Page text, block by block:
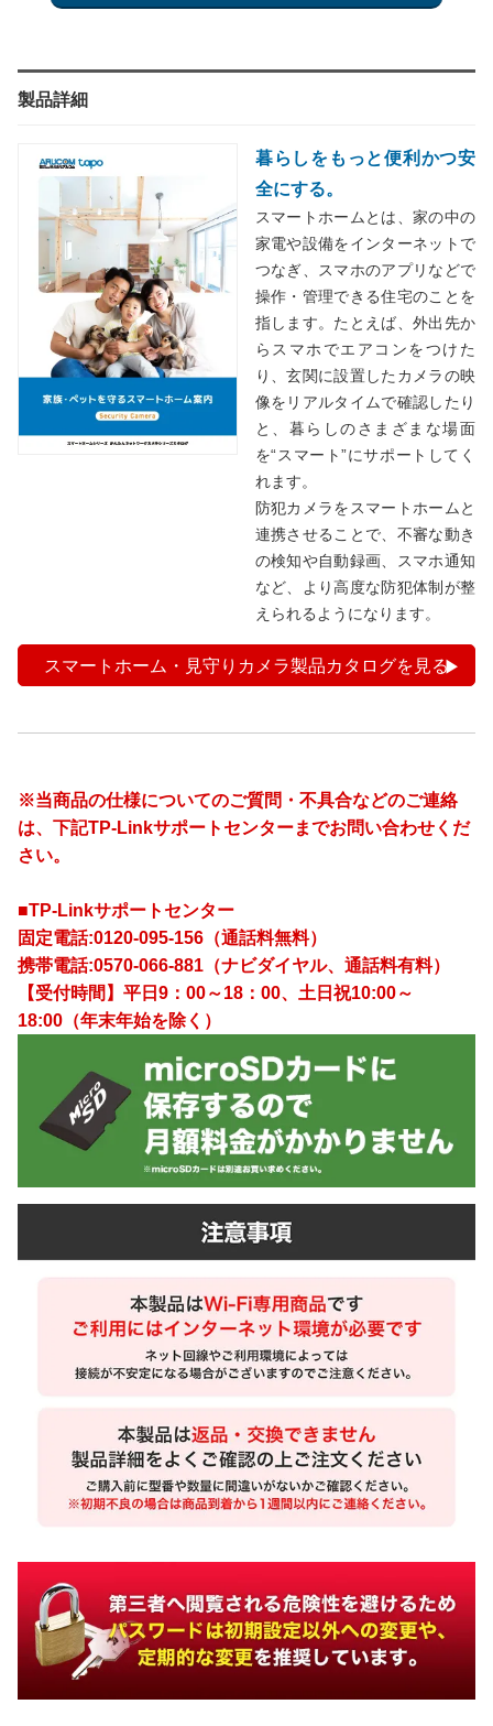
製品詳細
暮らしをもっと便利かつ安
全にする。
スマートホームとは、家の中の
家電や設備をインターネットで
つなぎ、スマホのアプリなどで
操作・管理できる住宅のことを
指します。たとえば、外出先か
らスマホでエアコンをつけた
り、玄関に設置したカメラの映
像をリアルタイムで確認したり
と、暮らしのさまざまな場面
を“スマート”にサポートしてく
れます。
防犯カメラをスマートホームと
連携させることで、不審な動き
の検知や自動録画、スマホ通知
など、より高度な防犯体制が整
えられるようになります。
スマートホーム・見守りカメラ製品カタログを見る
※当商品の仕様についてのご質問・不具合などのご連絡
は、下記TP-Linkサポートセンターまでお問い合わせくだ
さい。
■TP-Linkサポートセンター
固定電話:0120-095-156（通話料無料）
携帯電話:0570-066-881（ナビダイヤル、通話料有料）
【受付時間】平日9：00～18：00、土日祝10:00～
18:00（年末年始を除く）